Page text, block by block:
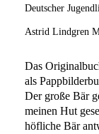
Deutscher
Astrid Lindgren
Das
als
Der große Bär
meinen Hut
höfliche Bär